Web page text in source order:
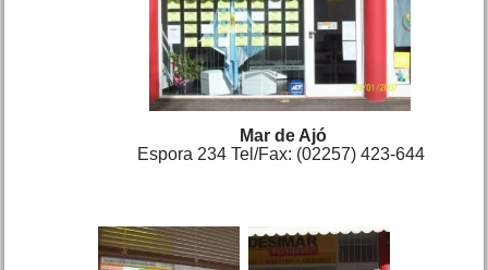
Mar de Ajó
Espora 234 Tel/Fax: (02257) 423-644